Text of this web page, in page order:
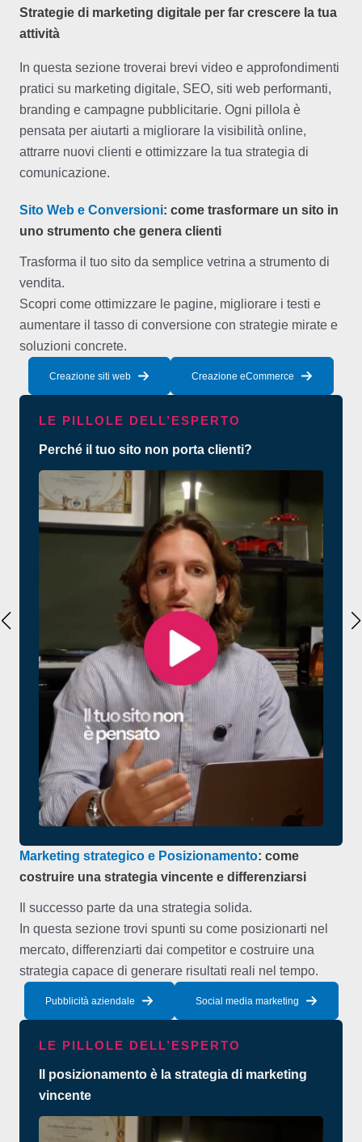
Strategie di marketing digitale per far crescere la tua
attività
In questa sezione troverai brevi video e approfondimenti
pratici su marketing digitale, SEO, siti web performanti,
branding e campagne pubblicitarie. Ogni pillola è
pensata per aiutarti a migliorare la visibilità online,
attrarre nuovi clienti e ottimizzare la tua strategia di
comunicazione.
Sito Web e Conversioni: come trasformare un sito in
uno strumento che genera clienti
Trasforma il tuo sito da semplice vetrina a strumento di
vendita.
Scopri come ottimizzare le pagine, migliorare i testi e
aumentare il tasso di conversione con strategie mirate e
soluzioni concrete.
Creazione siti web Creazione eCommerce
LE PILLOLE DELL’ESPERTO
Perché il tuo sito non porta clienti?
Marketing strategico e Posizionamento: come
costruire una strategia vincente e differenziarsi
Il successo parte da una strategia solida.
In questa sezione trovi spunti su come posizionarti nel
mercato, differenziarti dai competitor e costruire una
strategia capace di generare risultati reali nel tempo.
Pubblicità aziendale Social media marketing
LE PILLOLE DELL’ESPERTO
Il posizionamento è la strategia di marketing
vincente